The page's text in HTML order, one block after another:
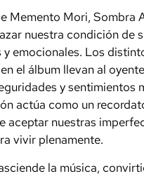
Memento Mori, Sombra
nuestra condición de
y emocionales. Los
el álbum llevan al
y sentimientos
actúa como un
aceptar nuestras
vivir plenamente.
la música,